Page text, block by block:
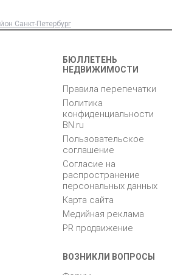
Санкт-Петербург
БЮЛЛЕТЕНЬ
НЕДВИЖИМОСТИ
Правила перепечатки
Политика
конфиденциальности
BN.ru
Пользовательское
соглашение
Согласие на
распространение
персональных данных
Карта сайта
Медийная реклама
PR продвижение
ВОЗНИКЛИ ВОПРОСЫ